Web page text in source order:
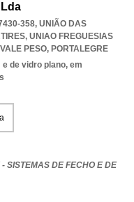
358, UNIÃO DAS
, UNIAO FREGUESIAS
PESO, PORTALEGRE
de vidro plano, em
SISTEMAS DE FECHO E DE